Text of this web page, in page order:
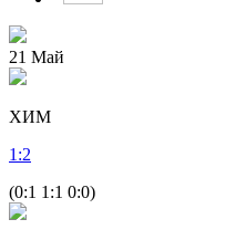
21 Май
ХИМ
1 :2
(0:1 1:1 0:0)